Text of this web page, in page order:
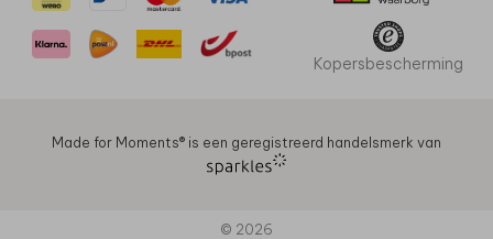
Kopersbescherming
Made for Moments®️ is een geregistreerd handelsmerk van
© 2026